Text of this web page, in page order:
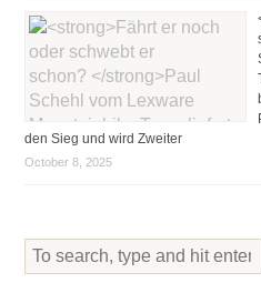
den Sieg und wird Zweiter
October 8, 2025